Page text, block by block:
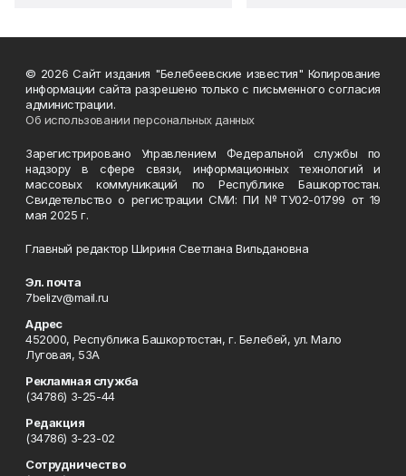
© 2026 Сайт издания "Белебеевские известия" Копирование
информации сайта разрешено только с письменного согласия
администрации.
Об использовании персональных данных
Зарегистрировано Управлением Федеральной службы по
надзору в сфере связи, информационных технологий и
массовых коммуникаций по Республике Башкортостан.
Свидетельство о регистрации СМИ: ПИ №ТУ02-01799 от 19
мая 2025 г.
Главный редактор Шириня Светлана Вильдановна
Эл. почта
7belizv@mail.ru
Адрес
452000, Республика Башкортостан, г. Белебей, ул. Мало
Луговая, 53А
Рекламная служба
(34786) 3-25-44
Редакция
(34786) 3-23-02
Сотрудничество